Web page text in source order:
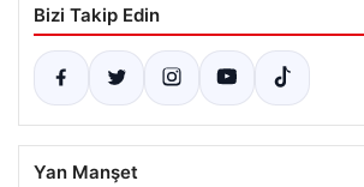
Bizi Takip Edin
Yan Manşet